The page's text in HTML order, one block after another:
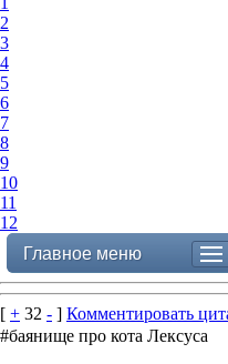
2
3
4
5
6
7
8
9
10
11
12
Главное меню
[ + 32 - ] Комментировать
#баянище про кота Лексуса